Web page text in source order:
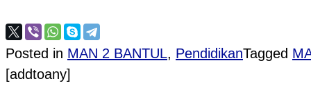
Posted in MAN 2 BANTUL, PendidikanTagged
[addtoany]